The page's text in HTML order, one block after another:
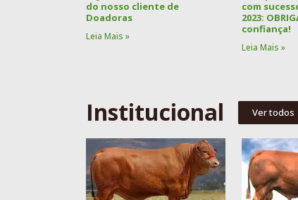
do nosso cliente de
Doadoras
Leia Mais »
com
2023:
confiança!
Leia Mais »
Institucional Ver todos